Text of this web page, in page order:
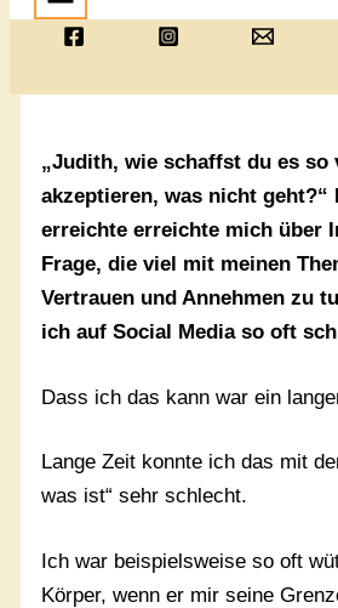
„Judith, wie schaffst du es so
akzeptieren, was nicht geht?“
erreichte erreichte mich über
Frage, die viel mit meinen
Vertrauen und Annehmen zu
ich auf Social Media so oft
Dass ich das kann war ein
Lange Zeit konnte ich das mit
was ist“ sehr schlecht.
Ich war beispielsweise so oft
Körper, wenn er mir seine